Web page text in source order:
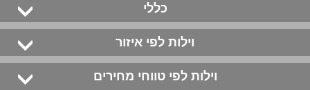
כללי
וילות לפי איזור
וילות לפי טווחי מחירים